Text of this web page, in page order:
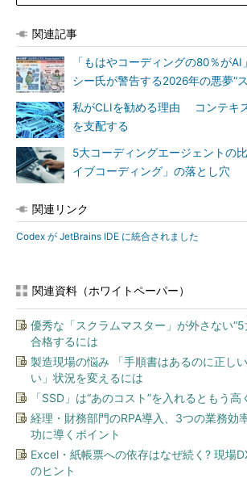
関連記事
「もはやコーディングの80％が
シー氏が警告する2026年の悪夢“
私がCLIを勧める理由 コンテキ
を支配する
5大コーディングエージェントの
イブコーディング」の落とし穴
関連リンク
Codex が JetBrains IDE に統合されました
関連資料（ホワイトペーパー）
優秀な「スクラムマスター」が外さない
合格するには
製造現場の悩み 「手順書はあるのに正し
い」状況を変えるには
「SSD」は“あのコスト”を入れるともう高
経理・財務部門のRPA導入、3つの業務効
功に導くポイント
Excel・紙帳票への依存はなぜ続く? 現場
のヒント